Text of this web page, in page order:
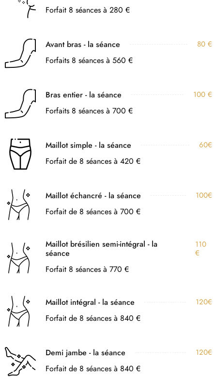
Forfait 8 séances à 280 €
Avant bras - la séance 80 €
Forfaits 8 séances à 560 €
Bras entier - la séance 100 €
Forfaits 8 séances à 700 €
Maillot simple - la séance 60€
Forfait de 8 séances à 420 €
Maillot échancré - la séance 100€
Forfait de 8 séances à 700 €
Maillot brésilien semi-intégral - la
séance
110
€
Forfait 8 séances à 770 €
Maillot intégral - la séance 120€
Forfait de 8 séances à 840 €
Demi jambe - la séance 120€
Forfait de 8 séances à 840 €